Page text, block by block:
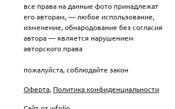
все права на данные фото принадлежат
его авторам, — любое использование,
изменение, обнародование без согласия
автора — является нарушением
авторского права
пожалуйста, соблюдайте закон
Оферта, Политика конфиденциальности